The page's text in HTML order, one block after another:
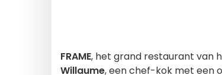
FRAME, het grand restaurant van
Willaume, een chef-kok met een